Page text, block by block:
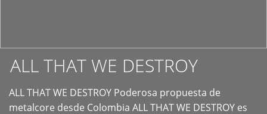
ALL THAT WE DESTROY
ALL THAT WE DESTROY Poderosa propuesta de
metalcore desde Colombia ALL THAT WE DESTROY es